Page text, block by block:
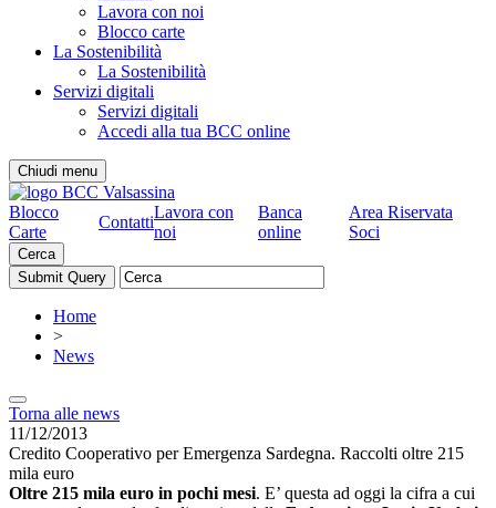
Lavora con noi
Blocco carte
La Sostenibilità
La Sostenibilità
Servizi digitali
Servizi digitali
Accedi alla tua BCC online
Chiudi menu
Blocco
Carte
Contatti
Lavora con
noi
Banca
online
Area Riservata
Soci
Cerca
Home
>
News
Torna alle news
11/12/2013
Credito Cooperativo per Emergenza Sardegna. Raccolti oltre 215
mila euro
Oltre 215 mila euro in pochi mesi. E’ questa ad oggi la cifra a cui